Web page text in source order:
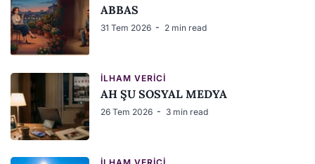
ABBAS
31 Tem 2026 2 min read
İLHAM VERICI
AH ŞU SOSYAL MEDYA
26 Tem 2026 3 min read